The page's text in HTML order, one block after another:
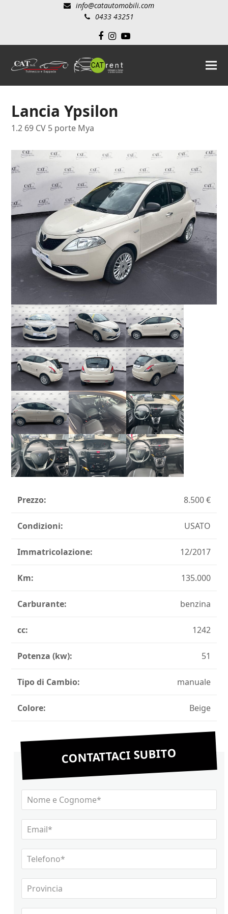
info@catautomobili.com
0433 43251
Facebook
Instagram
YouTube
Lancia Ypsilon
1.2 69 CV 5 porte Mya
Prezzo: 8.500
Condizioni: USATO
Immatricolazione: 12/2017
Km: 135.000
Carburante: benzina
cc: 1242
Potenza (kw): 51
Tipo di Cambio: manuale
Colore: Beige
CONTATTACI SUBITO